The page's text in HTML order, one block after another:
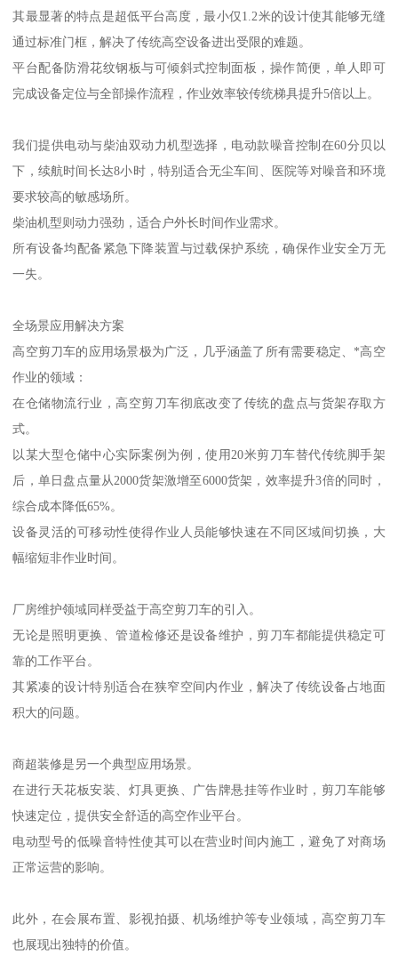
其最显著的特点是超低平台高度，最小仅1.2米的设计使其能够无缝
通过标准门框，解决了传统高空设备进出受限的难题。
平台配备防滑花纹钢板与可倾斜式控制面板，操作简便，单人即可
完成设备定位与全部操作流程，作业效率较传统梯具提升5倍以上。
我们提供电动与柴油双动力机型选择，电动款噪音控制在60分贝以
下，续航时间长达8小时，特别适合无尘车间、医院等对噪音和环境
要求较高的敏感场所。
柴油机型则动力强劲，适合户外长时间作业需求。
所有设备均配备紧急下降装置与过载保护系统，确保作业安全万无
一失。
全场景应用解决方案
高空剪刀车的应用场景极为广泛，几乎涵盖了所有需要稳定、*高空
作业的领域：
在仓储物流行业，高空剪刀车彻底改变了传统的盘点与货架存取方
式。
以某大型仓储中心实际案例为例，使用20米剪刀车替代传统脚手架
后，单日盘点量从2000货架激增至6000货架，效率提升3倍的同时，
综合成本降低65%。
设备灵活的可移动性使得作业人员能够快速在不同区域间切换，大
幅缩短非作业时间。
厂房维护领域同样受益于高空剪刀车的引入。
无论是照明更换、管道检修还是设备维护，剪刀车都能提供稳定可
靠的工作平台。
其紧凑的设计特别适合在狭窄空间内作业，解决了传统设备占地面
积大的问题。
商超装修是另一个典型应用场景。
在进行天花板安装、灯具更换、广告牌悬挂等作业时，剪刀车能够
快速定位，提供安全舒适的高空作业平台。
电动型号的低噪音特性使其可以在营业时间内施工，避免了对商场
正常运营的影响。
此外，在会展布置、影视拍摄、机场维护等专业领域，高空剪刀车
也展现出独特的价值。